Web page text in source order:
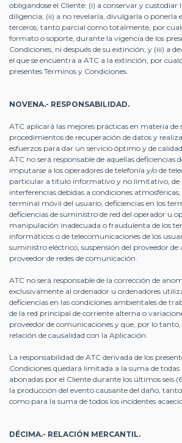
obligándose el Cliente: (i) a conservar y custodiar
diligencia; (ii) a no revelarla, divulgarla o ponerla
terceros, tanto parcial como totalmente, por
formato o soporte, durante la vigencia de los
Condiciones, ni después de su extinción; y (iii) a
el que se encuentra a ATC a la extinción, por
presentes Términos y Condiciones.
NOVENA.- RESPONSABILIDAD.
ATC aplicará las mejores prácticas en materia de
procedimientos de recuperación de datos y
esfuerzos para dar un servicio óptimo y de
ATC no será responsable de aquellas deficiencias
imputarse a los operadores de telefonía y/o de
particular a título informativo y no limitativo, de
interferencias debidas a condiciones
terminal móvil del usuario, deficiencias en los
deficiencias de suministro de red del operador u
manipulación inadecuada o fraudulenta de los
informáticos o de telecomunicaciones de los
suministro eléctrico, suspensión del proveedor de
proveedor de redes de comunicación.
ATC no será responsable de la corrección de
exclusivamente al ordenador u ordenadores
deficiencias en las condiciones ambientales de
de la red principal de corriente alterna o
proveedor de comunicaciones y que, por lo
relación de causalidad con la Aplicación.
La responsabilidad de ATC derivada de los
Condiciones quedará limitada a la suma de todas
abonadas por el Cliente durante los últimos seis
la producción del evento causante del daño,
como para la suma de todos los incidentes
DÉCIMA.- RELACIÓN MERCANTIL.